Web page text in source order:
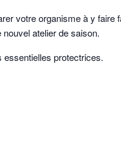
votre organisme à y faire
atelier de saison.